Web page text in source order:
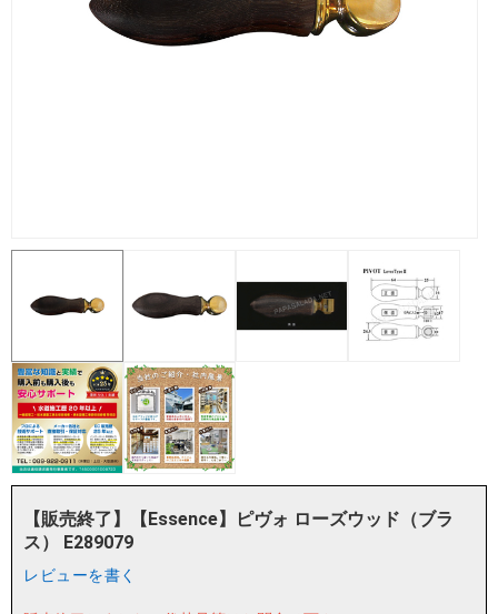
【販売終了】【Essence】ピヴォ ローズウッド（ブラ
ス） E289079
レビューを書く